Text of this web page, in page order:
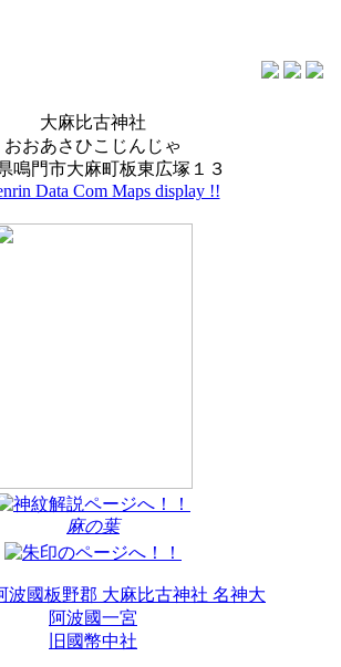
大麻比古神社
おおあさひこじんじゃ
鳴門市大麻町板東広塚１３
麻の葉
波國板野郡 大麻比古神社 名神大
阿波國一宮
旧國幣中社